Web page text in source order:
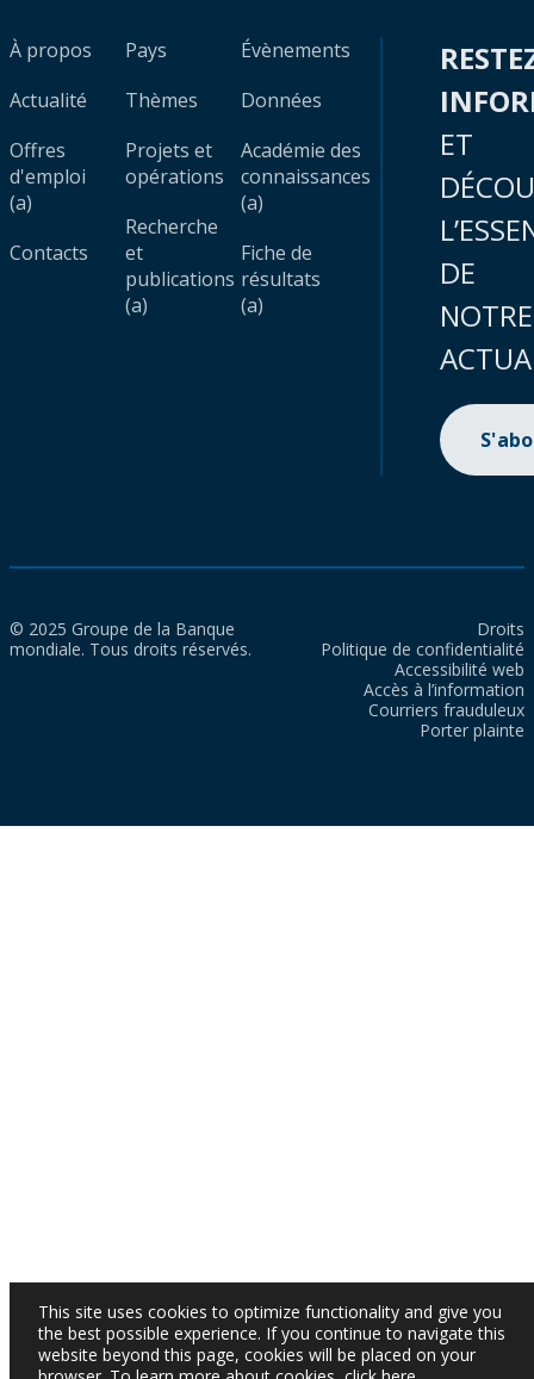
À propos
Actualité
Offres
d'emploi
(a)
Contacts
Pays
Thèmes
Projets et
opérations
Recherche
et
publications
(a)
Évènements
Données
Académie des
connaissances
(a)
Fiche de
résultats
(a)
ET
DE
NOTRE
© 2025 Groupe de la Banque
mondiale. Tous droits réservés.
Droits
Politique de confidentialité
Accessibilité web
Accès à l’information
Courriers frauduleux
Porter plainte
This site uses cookies to optimize functionality and give you
the best possible experience. If you continue to navigate this
website beyond this page, cookies will be placed on your